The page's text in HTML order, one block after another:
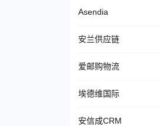
Asendia
安兰供应链
爱邮购物流
埃德维国际
安信成CRM